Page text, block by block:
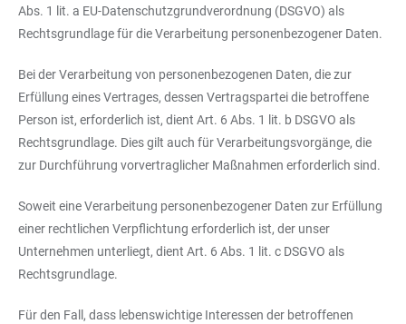
Abs. 1 lit. a EU-Datenschutzgrundverordnung (DSGVO) als
Rechtsgrundlage für die Verarbeitung personenbezogener Daten.
Bei der Verarbeitung von personenbezogenen Daten, die zur
Erfüllung eines Vertrages, dessen Vertragspartei die betroffene
Person ist, erforderlich ist, dient Art. 6 Abs. 1 lit. b DSGVO als
Rechtsgrundlage. Dies gilt auch für Verarbeitungsvorgänge, die
zur Durchführung vorvertraglicher Maßnahmen erforderlich sind.
Soweit eine Verarbeitung personenbezogener Daten zur Erfüllung
einer rechtlichen Verpflichtung erforderlich ist, der unser
Unternehmen unterliegt, dient Art. 6 Abs. 1 lit. c DSGVO als
Rechtsgrundlage.
Für den Fall, dass lebenswichtige Interessen der betroffenen